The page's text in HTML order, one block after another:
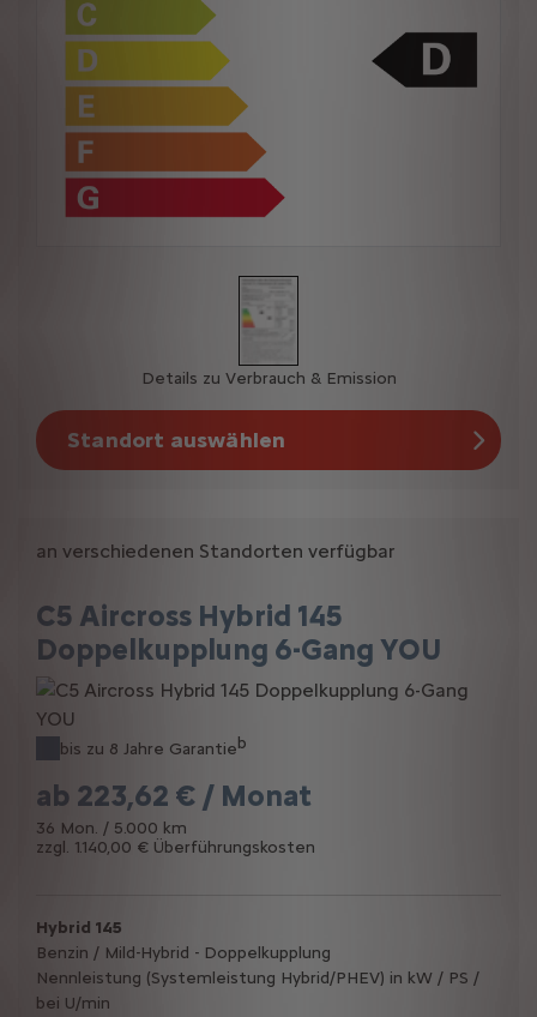
Details zu Verbrauch & Emission
Standort auswählen
C5 Aircross Hybrid 145
Doppelkupplung 6-Gang YOU
bis zu 8 Jahre Garantieb
ab 223,62 € / Monat
36 Mon. / 5.000 km
zzgl. 1.140,00 € Überführungskosten
an verschiedenen Standorten verfügbar
Hybrid 145
Benzin / Mild-Hybrid - Doppelkupplung
Nennleistung (Systemleistung Hybrid/PHEV) in kW / PS /
bei U/min